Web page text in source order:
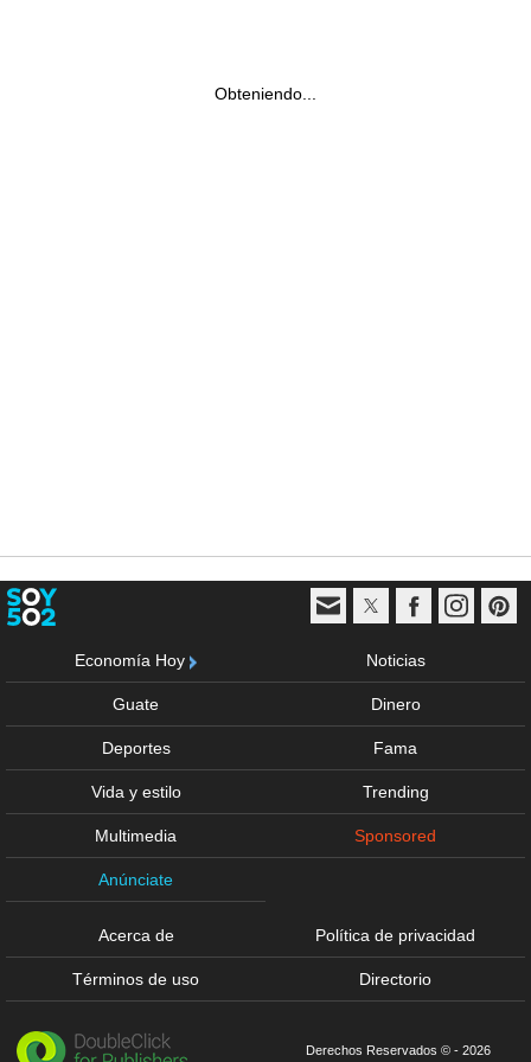
Obteniendo...
Economía Hoy Noticias
Guate Dinero
Deportes Fama
Vida y estilo Trending
Multimedia Sponsored
Anúnciate
Acerca de Política de privacidad
Términos de uso Directorio
Derechos Reservados © - 2026